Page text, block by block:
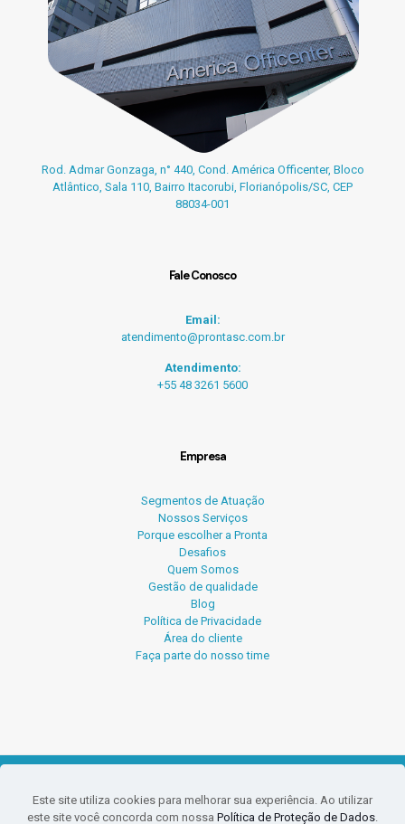
Rod. Admar Gonzaga, n° 440, Cond. América Officenter, Bloco
Atlântico, Sala 110, Bairro Itacorubi, Florianópolis/SC, CEP
88034-001
Fale Conosco
Email:
atendimento@prontasc.com.br
Atendimento:
+55 48 3261 5600
Empresa
Segmentos de Atuação
Nossos Serviços
Porque escolher a Pronta
Desafios
Quem Somos
Gestão de qualidade
Blog
Política de Privacidade
Área do cliente
Faça parte do nosso time
O conteúdo deste site e blog não pode ser reproduzido sem
Este site utiliza cookies para melhorar sua experiência. Ao utilizar
este site você concorda com nossa Política de Proteção de Dados.